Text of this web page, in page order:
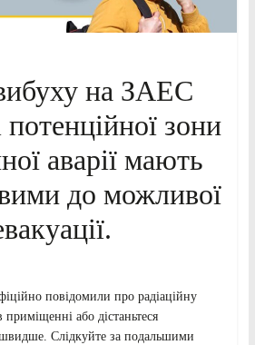
на ЗАЕС
зони
аварії мають
до можливої
повідомили про радіаційну
або дістаньтеся
Слідкуйте за подальшими